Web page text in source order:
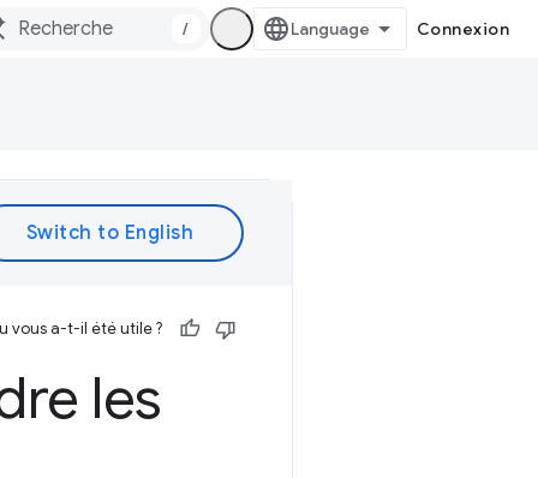
/ Connexion
vous a-t-il été utile ?
les